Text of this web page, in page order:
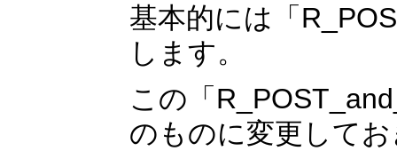
基本的には「
します。
この「
のものに変更して